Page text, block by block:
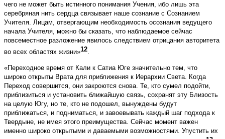
чего не может быть истинного понимания Учения, ибо лишь эта
серебряная нить сердца связывает наше сознание с Сознанием
Учителя. Лицам, отвергающим необходимость осознания ведущего
начала Учителя, можно бы сказать, что наблюдаемое сейчас
повсеместное разложение явилось следствием отрицания авторитета
во всех областях жизни»12.
«Переходное время от Кали к Сатиа Юге значительно тем, что
широко открыты Врата для приближения к Иерархии Света. Когда
Переход совершится, они закроются снова. Те, кто сумел подойти,
приблизиться и установить ближайшую связь, сохранят эту Близость
на целую Югу, но те, кто не подошел, вынуждены будут
приближаться, и подниматься, и завоевывать каждый шаг подхода к
Твердыне, не имея этого преимущества. Сейчас момент важен
именно широко открытыми и даваемыми возможностями. Упустить их